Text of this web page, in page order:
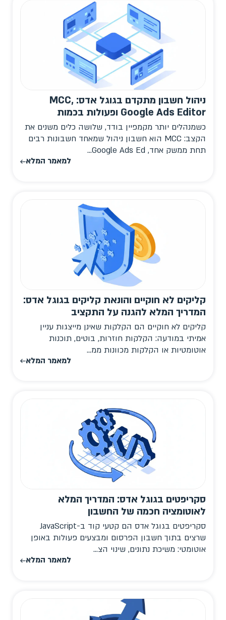
ניהול חשבון מתקדם בגוגל אדס: MCC,
Google Ads Editor ופעולות בכמות
כשמנהלים יותר מקמפיין בודד, שלושה כלים משנים את
הקצב: MCC הוא חשבון ניהול שמאחד חשבונות רבים
תחת ממשק אחד, Google Ads Ed...
למאמר המלא
קליקים לא חוקיים והונאת קליקים בגוגל אדס:
המדריך המלא להגנה על התקציב
קליקים לא חוקיים הם הקלקות שאינן מייצגות עניין
אמיתי במודעה: הקלקות חוזרות, בוטים, תוכנות
אוטומטיות או הקלקות מכוונות ממ...
למאמר המלא
סקריפטים בגוגל אדס: המדריך המלא
לאוטומציה חכמה של החשבון
סקריפטים בגוגל אדס הם קטעי קוד ב-JavaScript
שרצים בתוך חשבון הפרסום ומבצעים פעולות באופן
אוטומטי: משיכת נתונים, שינוי הצ...
למאמר המלא